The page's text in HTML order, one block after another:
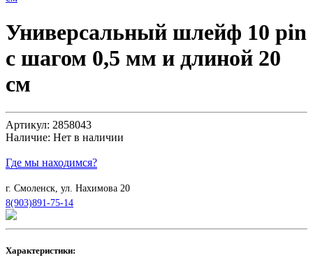
Универсальный шлейф 10 pin
с шагом 0,5 мм и длиной 20
см
Артикул: 2858043
Наличие: Нет в наличии
Где мы находимся?
г. Смоленск, ул. Нахимова 20
8(903)891-75-14
Характеристики: